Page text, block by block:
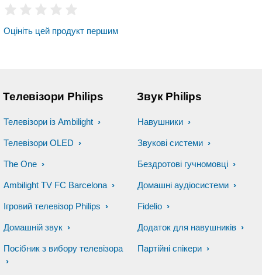
Оцініть цей продукт першим
Телевізори Philips
Телевізори із Ambilight
Телевізори OLED
The One
Ambilight TV FC Barcelona
Ігровий телевізор Philips
Домашній звук
Посібник з вибору телевізора
Звук Philips
Навушники
Звукові системи
Бездротові гучномовці
Домашні аудіосистеми
Fidelio
Додаток для навушників
Партійні спікери